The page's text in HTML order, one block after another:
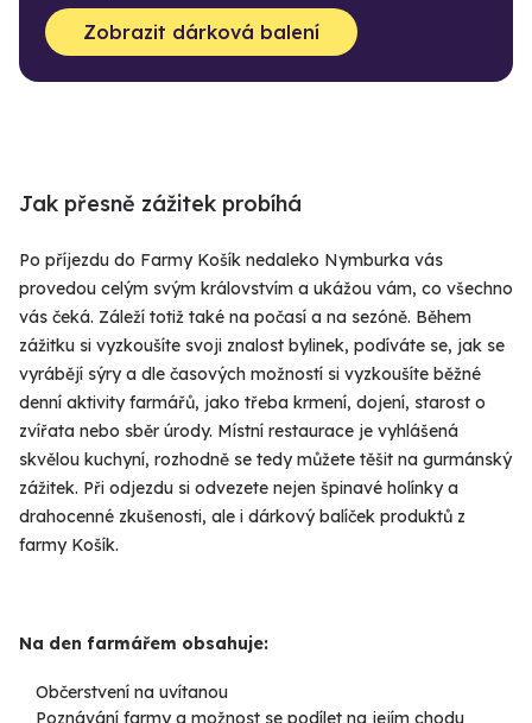
Zobrazit dárková balení
Jak přesně zážitek probíhá
Po příjezdu do Farmy Košík nedaleko Nymburka vás
provedou celým svým královstvím a ukážou vám, co všechno
vás čeká. Záleží totiž také na počasí a na sezóně. Během
zážitku si vyzkoušíte svoji znalost bylinek, podíváte se, jak se
vyrábějí sýry a dle časových možností si vyzkoušíte běžné
denní aktivity farmářů, jako třeba krmení, dojení, starost o
zvířata nebo sběr úrody. Místní restaurace je vyhlášená
skvělou kuchyní, rozhodně se tedy můžete těšit na gurmánský
zážitek. Při odjezdu si odvezete nejen špinavé holínky a
drahocenné zkušenosti, ale i dárkový balíček produktů z
farmy Košík.
Na den farmářem obsahuje:
Občerstvení na uvítanou
Poznávání farmy a možnost se podílet na jejím chodu